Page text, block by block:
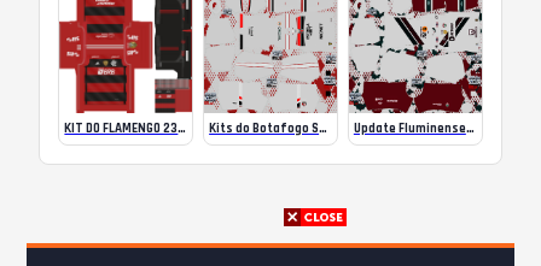
KIT DO FLAMENGO 23/24 100% ATUALIZADO PLS Kits do Botafogo SP para DLS 2024: Estilosos e Únicos! Update Fluminense 2024 Kit by Umbro DLS24